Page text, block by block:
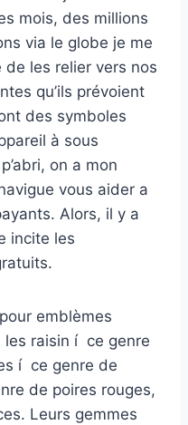
mois, des millions
via le globe je me
les relier vers nos
qu’ils prévoient
des symboles
à sous
on a mon
vous aider a
Alors, il y a
incite les
emblèmes
les raisin í ce genre
í ce genre de
de poires rouges,
Leurs gemmes